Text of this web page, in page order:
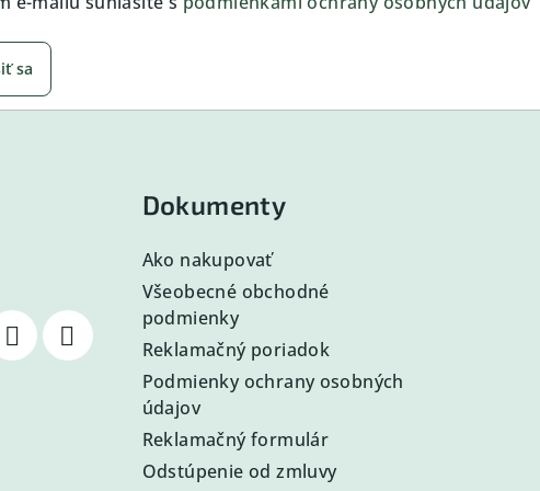
sa
Dokumenty
Ako nakupovať
Všeobecné obchodné
podmienky
Reklamačný poriadok
Podmienky ochrany osobných
údajov
Reklamačný formulár
Odstúpenie od zmluvy